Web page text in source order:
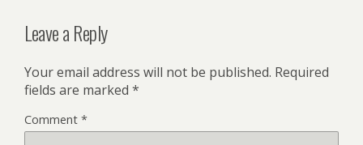
Leave a Reply
Your email address will not be published. Required
fields are marked *
Comment *